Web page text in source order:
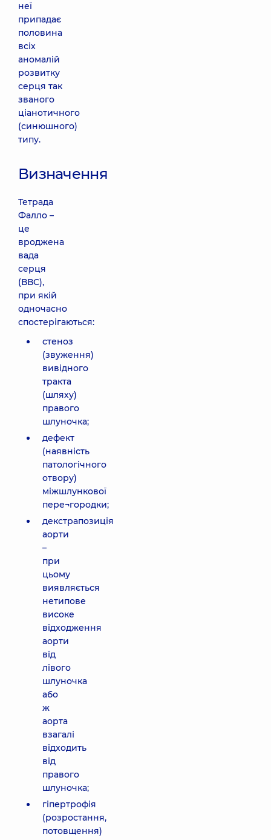
неї
припадає
половина
всіх
аномалій
розвитку
серця так
званого
ціанотичного
(синюшного)
типу.
Визначення
Тетрада
Фалло –
це
вроджена
вада
серця
(ВВС),
при якій
одночасно
спостерігаються:
стеноз
(звуження)
вивідного
тракта
(шляху)
правого
шлуночка;
дефект
(наявність
патологічного
отвору)
міжшлункової
пере¬городки;
декстрапозиція
аорти
–
при
цьому
виявляється
нетипове
високе
відходження
аорти
від
лівого
шлуночка
або
ж
аорта
взагалі
відходить
від
правого
шлуночка;
гіпертрофія
(розростання,
потовщення)